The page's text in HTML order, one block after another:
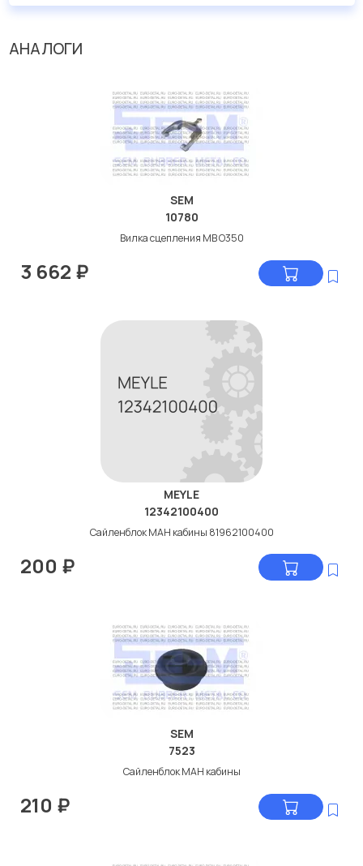
АНАЛОГИ
SEM
10780
Вилка сцепления МВ O350
3 662 ₽
MEYLE
12342100400
Сайленблок МАН кабины 81962100400
200 ₽
SEM
7523
Сайленблок МАН кабины
210 ₽